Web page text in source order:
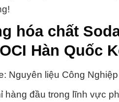
hóa chất Soda
Hàn Quốc
Nguyên liệu Công
đầu trong lĩnh vực